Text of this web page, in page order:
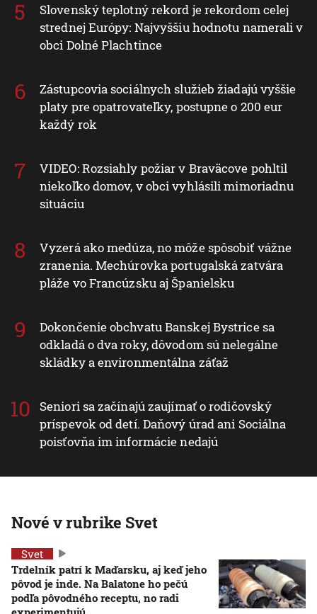
Slovenský teplotný rekord je rekordom celej
strednej Európy: Najvyššiu hodnotu namerali v
obci Dolné Plachtince
Zástupcovia sociálnych služieb žiadajú vyššie
platy pre opatrovateľky, postupne o 200 eur
každý rok
VIDEO: Rozsiahly požiar v Braväcove pohltil
niekoľko domov, v obci vyhlásili mimoriadnu
situáciu
Vyzerá ako medúza, no môže spôsobiť vážne
zranenia. Mechúrovka portugalská zatvára
pláže vo Francúzsku aj Španielsku
Dokončenie obchvatu Banskej Bystrice sa
odkladá o dva roky, dôvodom sú nelegálne
skládky a environmentálna záťaž
Seniori sa začínajú zaujímať o rodičovský
príspevok od detí. Daňový úrad ani Sociálna
poisťovňa im informácie nedajú
Nové v rubrike Svet
Svet
Trdelník patrí k Maďarsku, aj keď jeho
pôvod je inde. Na Balatone ho pečú
podľa pôvodného receptu, no radi